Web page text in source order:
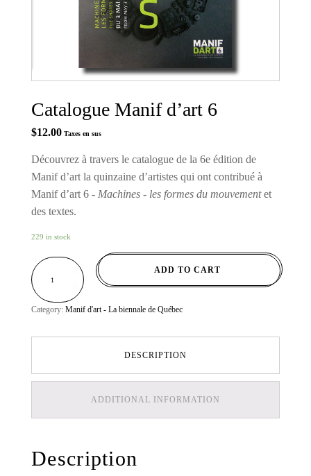
Catalogue Manif d’art 6
$12.00 Taxes en sus
Découvrez à travers le catalogue de la 6e édition de
Manif d’art la quinzaine d’artistes qui ont contribué à
Manif d’art 6 - Machines - les formes du mouvementet
des textes.
229 in stock
CATALOGUE
QUANTITY
ADD TO CART
Category: Manif d'art - La biennale de Québec
DESCRIPTION
ADDITIONAL INFORMATION
Description